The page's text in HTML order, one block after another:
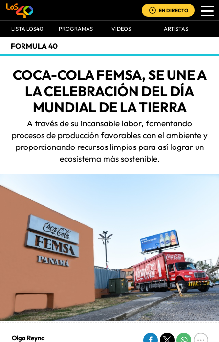
EN DIRECTO
LISTA LOS40 PROGRAMAS VIDEOS ARTISTAS
FORMULA 40
COCA-COLA FEMSA, SE UNE A
LA CELEBRACIÓN DEL DÍA
MUNDIAL DE LA TIERRA
A través de su incansable labor, fomentando
procesos de producción favorables con el ambiente y
proporcionando recursos limpios para así lograr un
ecosistema más sostenible.
Olga Reyna